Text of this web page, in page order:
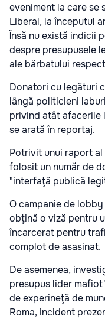
eveniment la care se
Liberal, la începutul
Însă nu există indicii
despre presupusele
ale bărbatului
Donatori cu legături
lângă politicieni
privind atât afacerile
se arată în reportaj.
Potrivit unui raport
folosit un număr de
"interfaţă publică
O campanie de
obţină o viză pentru
încarcerat pentru
complot de asasinat.
De asemenea,
presupus lider
de experineţă de
Roma, incident